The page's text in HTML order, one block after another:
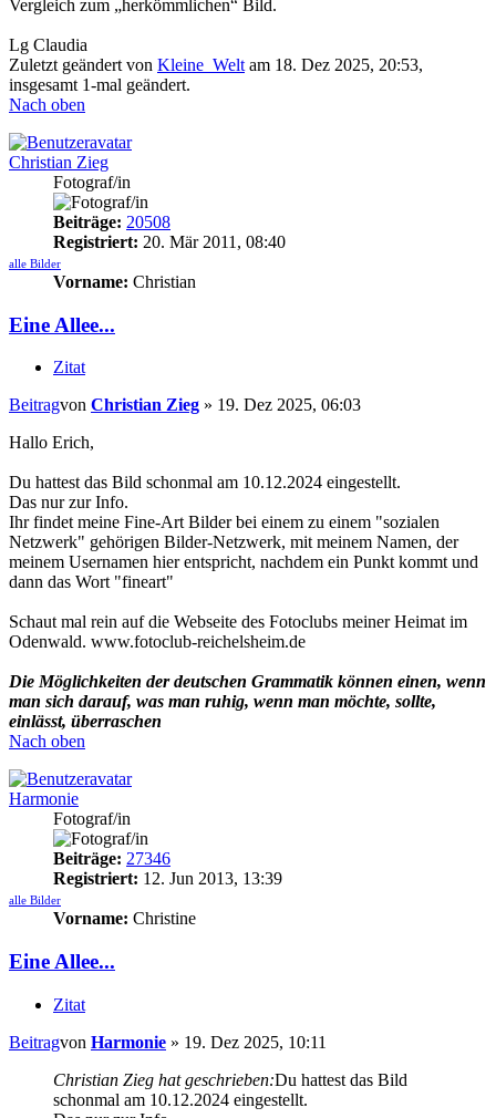
Vergleich zum „herkömmlichen“ Bild.
Lg Claudia
Zuletzt geändert von Kleine_Welt am 18. Dez 2025, 20:53,
insgesamt 1-mal geändert.
Nach oben
Christian Zieg
Fotograf/in
Beiträge: 20508
Registriert: 20. Mär 2011, 08:40
alle Bilder
Vorname: Christian
Eine Allee...
Zitat
Beitragvon Christian Zieg » 19. Dez 2025, 06:03
Hallo Erich,
Du hattest das Bild schonmal am 10.12.2024 eingestellt.
Das nur zur Info.
Ihr findet meine Fine-Art Bilder bei einem zu einem "sozialen
Netzwerk" gehörigen Bilder-Netzwerk, mit meinem Namen, der
meinem Usernamen hier entspricht, nachdem ein Punkt kommt und
dann das Wort "fineart"
Schaut mal rein auf die Webseite des Fotoclubs meiner Heimat im
Odenwald. www.fotoclub-reichelsheim.de
Die Möglichkeiten der deutschen Grammatik können einen, wenn
man sich darauf, was man ruhig, wenn man möchte, sollte,
einlässt, überraschen
Nach oben
Harmonie
Fotograf/in
Beiträge: 27346
Registriert: 12. Jun 2013, 13:39
alle Bilder
Vorname: Christine
Eine Allee...
Zitat
Beitragvon Harmonie » 19. Dez 2025, 10:11
Christian Zieg hat geschrieben:Du hattest das Bild
schonmal am 10.12.2024 eingestellt.